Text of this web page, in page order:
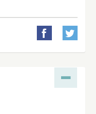
 